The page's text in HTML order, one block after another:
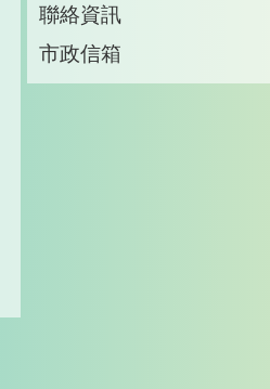
聯絡資訊
市政信箱